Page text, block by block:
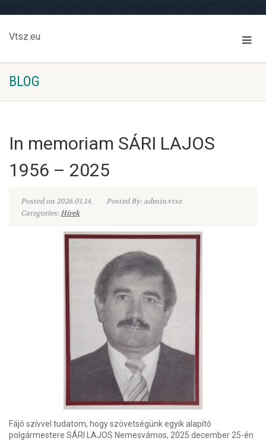
Vtsz.eu
BLOG
In memoriam SÁRI LAJOS
1956 – 2025
Posted on 2026.01.14.
Posted By: admin.vtsz
Categories:Hírek
Fájó szívvel tudatom, hogy szövetségünk egyik alapító
polgármestere SÁRI LAJOS Nemesvámos, 2025.december 25-én